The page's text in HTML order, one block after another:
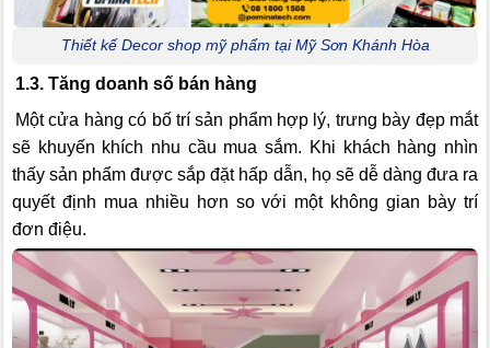
Thiết kế Decor shop mỹ phẩm tại Mỹ Sơn Khánh Hòa
1.3. Tăng doanh số bán hàng
Một cửa hàng có bố trí sản phẩm hợp lý, trưng bày đẹp mắt
sẽ khuyến khích nhu cầu mua sắm. Khi khách hàng nhìn
thấy sản phẩm được sắp đặt hấp dẫn, họ sẽ dễ dàng đưa ra
quyết định mua nhiều hơn so với một không gian bày trí
đơn điệu.